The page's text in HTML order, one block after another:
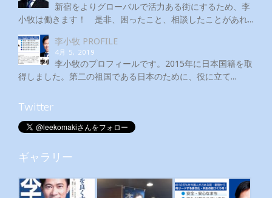
新宿をよりグローバルで活力ある街にするため、李
小牧は働きます！ 是非、困ったこと、相談したことがあれ...
李小牧 PROFILE
4月 5, 2019
李小牧のプロフィールです。2015年に日本国籍を取
得しました。第二の祖国である日本のために、役に立て...
Twitter
ギャラリー